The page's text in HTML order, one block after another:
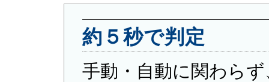
約５秒で判定
手動・自動に関わら